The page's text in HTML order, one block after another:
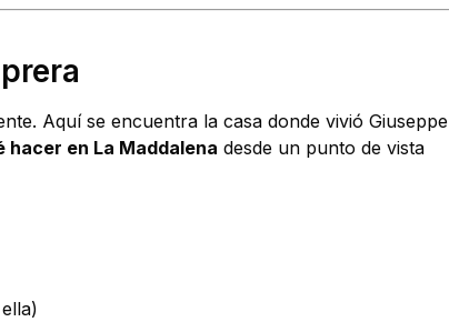
Aquí se encuentra la casa donde vivió Giuseppe
hacer en La Maddalena desde un punto de vista